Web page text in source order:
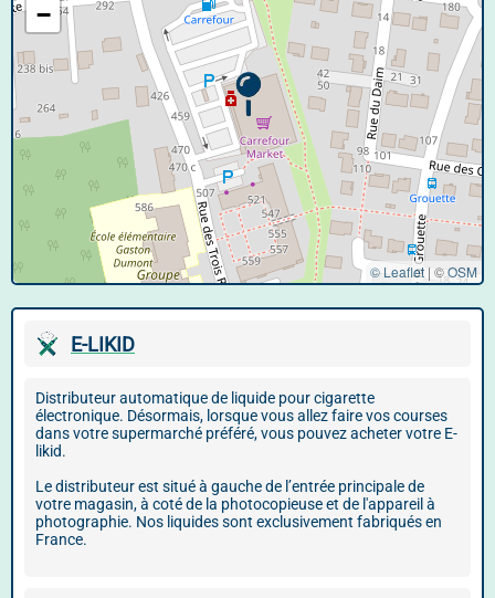
−
© Leaflet | ©OSM
E-LIKID
Distributeur automatique de liquide pour cigarette
électronique. Désormais, lorsque vous allez faire vos courses
dans votre supermarché préféré, vous pouvez acheter votre E-
likid.
Le distributeur est situé à gauche de l’entrée principale de
votre magasin, à coté de la photocopieuse et de l'appareil à
photographie. Nos liquides sont exclusivement fabriqués en
France.